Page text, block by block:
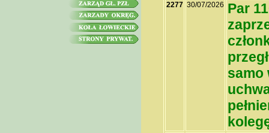
2277 30/07/2026 Par
samo